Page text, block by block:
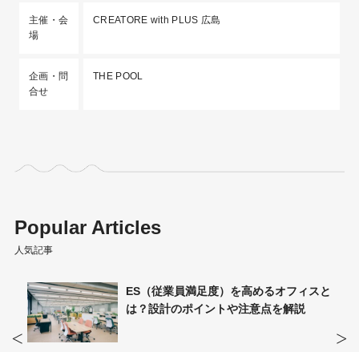
主催・会
場
CREATORE with PLUS 広島
企画・問
合せ
THE POOL
Popular Articles
人気記事
オフィスと
を解説
オフィス環境への不満の原因は？不満
種類や解消されないリスクを解説